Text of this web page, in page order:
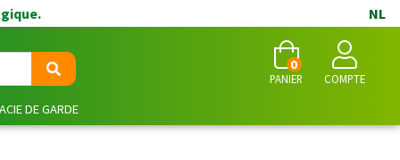
NL
PANIER
0
COMPTE
DE GARDE